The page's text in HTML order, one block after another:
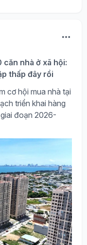
căn nhà ở xã hội:
thấp đây rồi
cơ hội mua nhà tại
triển khai hàng
đoạn 2026-